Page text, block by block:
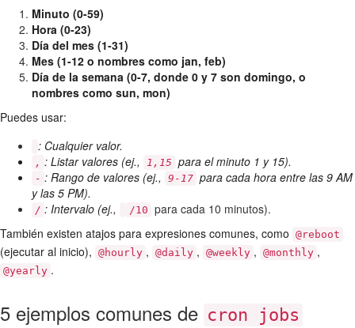
Minuto (0-59)
Hora (0-23)
Día del mes (1-31)
Mes (1-12 o nombres como jan, feb)
Día de la semana (0-7, donde 0 y 7 son domingo, o
nombres como sun, mon)
Puedes usar:
: Cualquier valor.
, : Listar valores (ej., 1,15 para el minuto 1 y 15).
- : Rango de valores (ej., 9-17 para cada hora entre las 9 AM
y las 5 PM).
/ : Intervalo (ej., /10 para cada 10 minutos).
También existen atajos para expresiones comunes, como @reboot
(ejecutar al inicio), @hourly , @daily , @weekly , @monthly ,
@yearly .
5 ejemplos comunes de cron jobs